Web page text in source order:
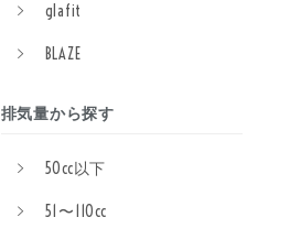
glafit
BLAZE
排気量から探す
50cc以下
51〜110cc